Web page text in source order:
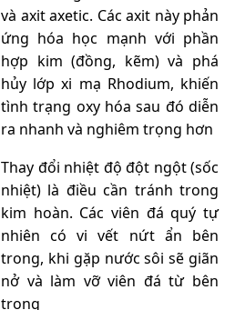
và axit axetic. Các axit này phản
ứng hóa học mạnh với phần
hợp kim (đồng, kẽm) và phá
hủy lớp xi mạ Rhodium, khiến
tình trạng oxy hóa sau đó diễn
ra nhanh và nghiêm trọng hơn
Thay đổi nhiệt độ đột ngột (sốc
nhiệt) là điều cần tránh trong
kim hoàn. Các viên đá quý tự
nhiên có vi vết nứt ẩn bên
trong, khi gặp nước sôi sẽ giãn
nở và làm vỡ viên đá từ bên
trong